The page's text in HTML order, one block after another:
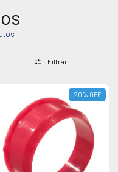
Filtrar
20% OFF